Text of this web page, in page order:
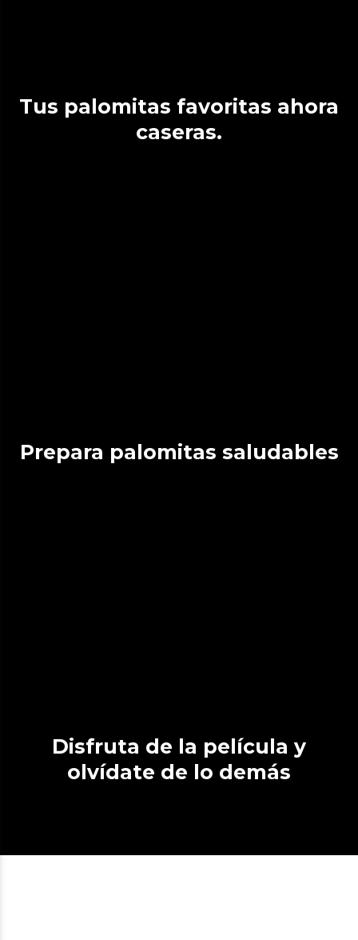
Tus palomitas favoritas ahora
caseras.
Prepara palomitas saludables
Disfruta de la película y
olvídate de lo demás